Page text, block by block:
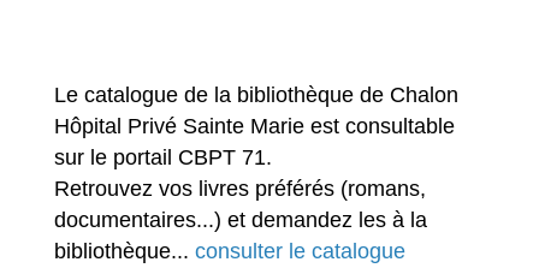
Le catalogue de la bibliothèque de Chalon
Hôpital Privé Sainte Marie est consultable
sur le portail CBPT 71.
Retrouvez vos livres préférés (romans,
documentaires...) et demandez les à la
bibliothèque... consulter le catalogue